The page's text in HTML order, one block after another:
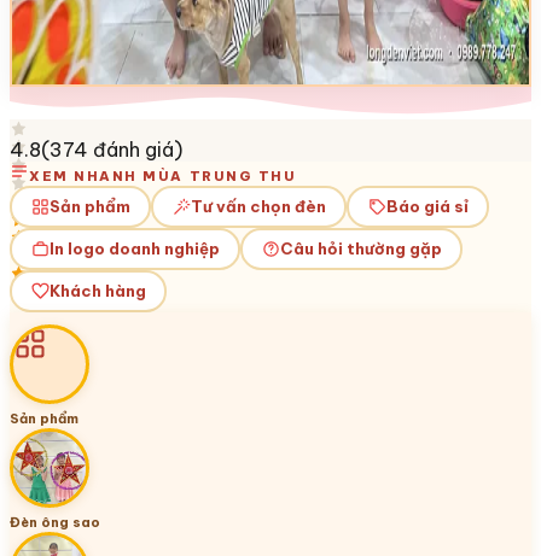
4.8(374 đánh giá)
XEM NHANH MÙA TRUNG THU
Sản phẩm Tư vấn chọn đèn Báo giá sỉ
In logo doanh nghiệp Câu hỏi thường gặp
Khách hàng
Sản phẩm
Đèn ông sao